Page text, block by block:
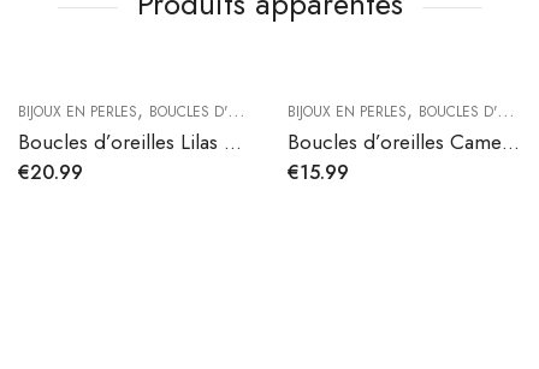
BIJOUX EN PERLES, BOUCLES D'OREILLES
Boucles d’oreilles Lilas perles d’eau douce
€20.99
BIJOUX EN PERLES, BOUCLES D'OREILLES
Boucles d’oreilles Camelia en acier inoxydable
€15.99